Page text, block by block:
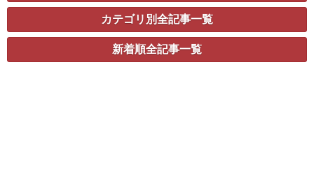
カテゴリ別全記事一覧
新着順全記事一覧